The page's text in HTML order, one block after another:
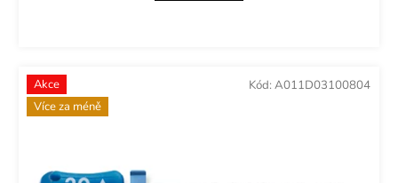
Akce
Více za méně
Kód: A011D03100804